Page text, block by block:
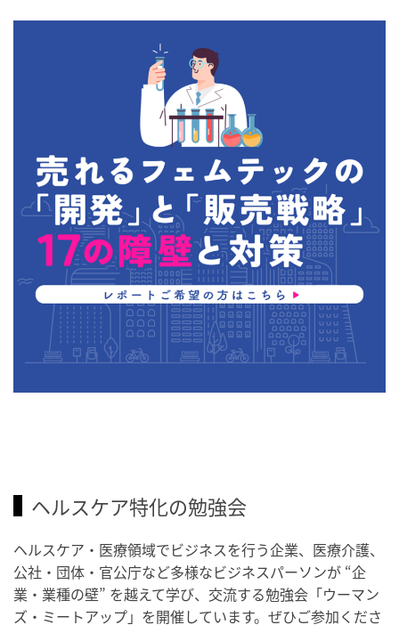
ヘルスケア特化の勉強会
ヘルスケア・医療領域でビジネスを行う企業、医療介護、
公社・団体・官公庁など多様なビジネスパーソンが “企
業・業種の壁” を越えて学び、交流する勉強会「ウーマン
ズ・ミートアップ」を開催しています。ぜひご参加くださ